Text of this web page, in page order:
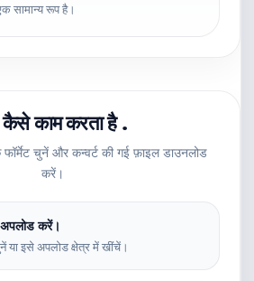
सामान्य रूप है।
काम करता है .
चुनें और कन्वर्ट की गई फ़ाइल डाउनलोड
करें।
करें।
या इसे अपलोड क्षेत्र में खींचें।